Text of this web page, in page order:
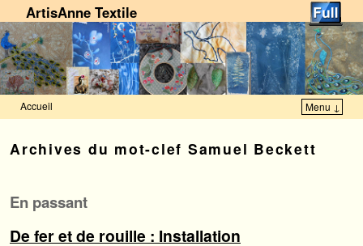
ArtisAnne Textile
Accueil Menu ↓
Archives du mot-clef Samuel Beckett
En passant
De fer et de rouille : Installation